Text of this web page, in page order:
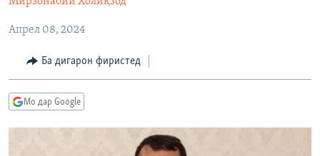
Ҷаҳиш
ҷустор
ҚАЗИЯИ "КРОКУС"
ОСИЁИ МАРКАЗӢ
ФАРҲАНГ
ВАРЗИШ
ТАҲҚИҚОТ
ҶАНГ ДАР УКРАИНА
НАЗАРИ МАРДУМ
ОЗОДӢ ОНЛАЙН
ВИДЕО
РӮЙХАТҲО
Апрел 08, 2024
Ба дигарон фиристед
Мо дар Google